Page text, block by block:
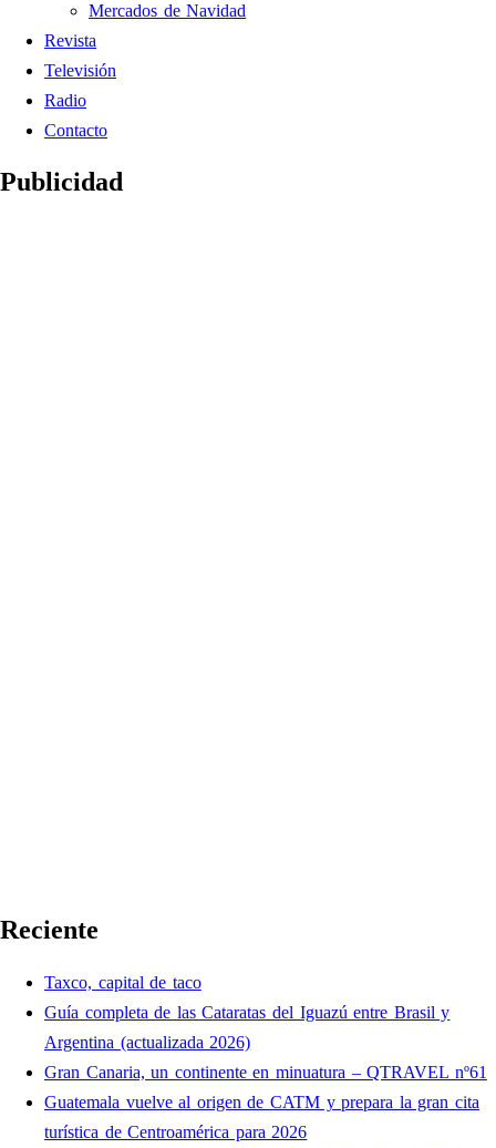
Mercados de Navidad
Revista
Televisión
Radio
Contacto
Publicidad
Reciente
Taxco, capital de taco
Guía completa de las Cataratas del Iguazú entre Brasil y
Argentina (actualizada 2026)
Gran Canaria, un continente en minuatura – QTRAVEL nº61
Guatemala vuelve al origen de CATM y prepara la gran cita
turística de Centroamérica para 2026